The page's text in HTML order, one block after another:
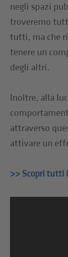
negli spazi
troveremo
tutti, ma che
tenere un
degli altri.
Inoltre, alla
attraverso
attivare un
>> Scopri tutti